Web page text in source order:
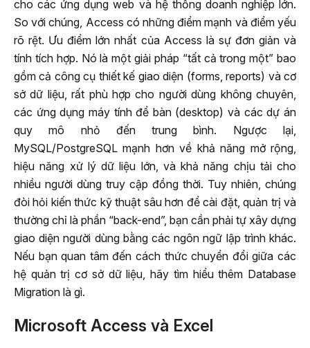
cho các ứng dụng web và hệ thống doanh nghiệp lớn.
So với chúng, Access có những điểm mạnh và điểm yếu
rõ rệt. Ưu điểm lớn nhất của Access là sự đơn giản và
tính tích hợp. Nó là một giải pháp “tất cả trong một” bao
gồm cả công cụ thiết kế giao diện (forms, reports) và cơ
sở dữ liệu, rất phù hợp cho người dùng không chuyên,
các ứng dụng máy tính để bàn (desktop) và các dự án
quy mô nhỏ đến trung bình. Ngược lại,
MySQL/PostgreSQL mạnh hơn về khả năng mở rộng,
hiệu năng xử lý dữ liệu lớn, và khả năng chịu tải cho
nhiều người dùng truy cập đồng thời. Tuy nhiên, chúng
đòi hỏi kiến thức kỹ thuật sâu hơn để cài đặt, quản trị và
thường chỉ là phần “back-end”, bạn cần phải tự xây dựng
giao diện người dùng bằng các ngôn ngữ lập trình khác.
Nếu bạn quan tâm đến cách thức chuyển đổi giữa các
hệ quản trị cơ sở dữ liệu, hãy tìm hiểu thêm Database
Migration là gì.
Microsoft Access và Excel